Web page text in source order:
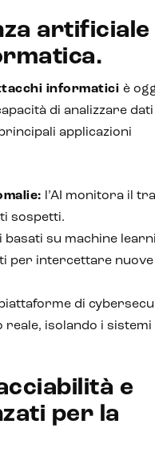
artificiale
informatici è
di analizzare
applicazioni
l’AI monitora il
sospetti.
basati su machine
per intercettare nuove
di
reale, isolando i sistemi
e
per la